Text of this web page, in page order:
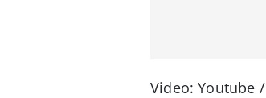
Video: Youtube /